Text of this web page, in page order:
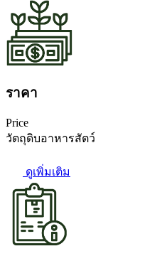
ราคา
Price
วัตถุดิบอาหารสัตว์
ดูเพิ่มเติม